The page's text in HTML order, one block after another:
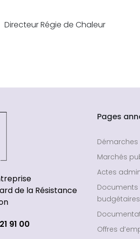
Directeur Régie de Chaleur
de la Résistance
91 00
Pages
Démarches
Marchés
Actes
Documents
budgétaires
Offres